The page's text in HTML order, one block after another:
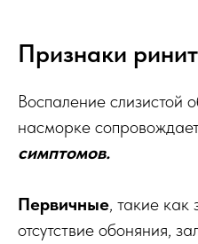
Признаки
Воспаление слизистой
насморке
симптомов.
Первичные, такие как
отсутствие обоняния,